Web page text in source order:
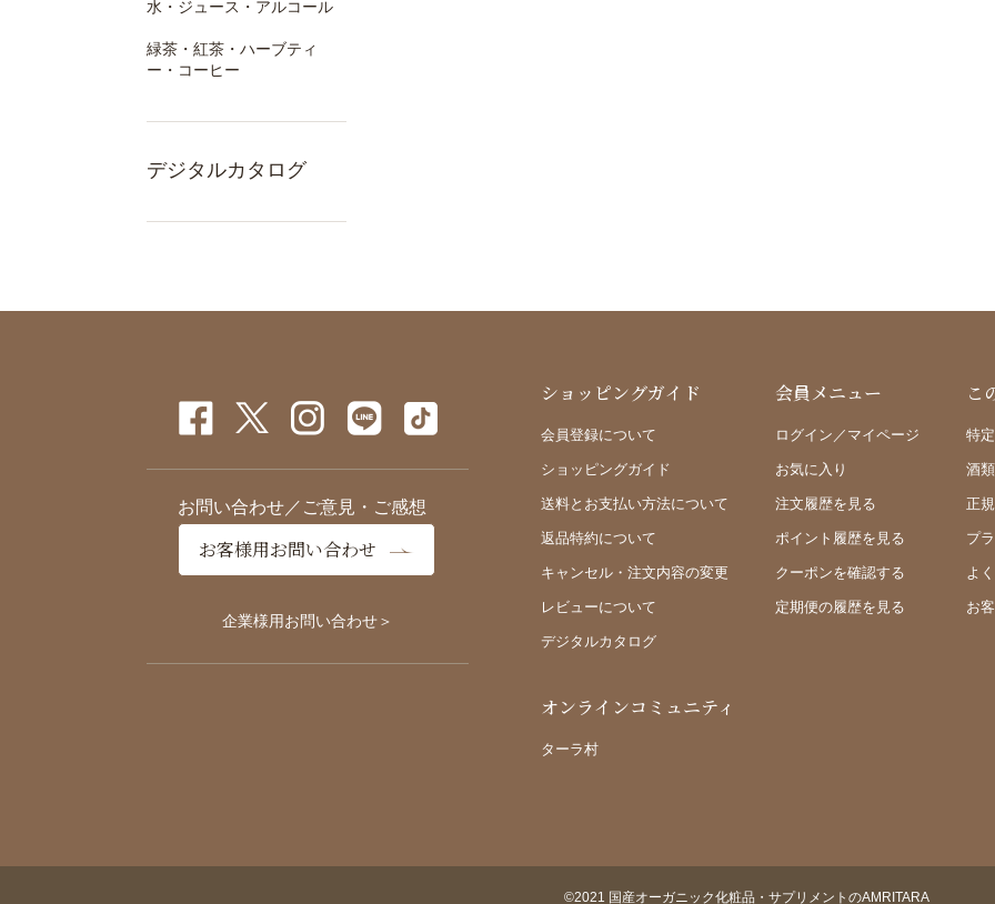
水・ジュース・アルコール
緑茶・紅茶・ハーブティ
ー・コーヒー
デジタルカタログ
お問い合わせ／ご意見・ご感想
お客様用お問い合わせ
企業様用お問い合わせ＞
ショッピングガイド
会員登録について
ショッピングガイド
送料とお支払い方法について
返品特約について
キャンセル・注文内容の変更
レビューについて
デジタルカタログ
会員メニュー
ログイン／マイページ
お気に入り
注文履歴を見る
ポイント履歴を見る
クーポンを確認する
定期便の履歴を見る
こ
特
酒
正
プ
よ
お
オンラインコミュニティ
ターラ村
©2021 国産オーガニック化粧品・サプリメントのAMRITARA